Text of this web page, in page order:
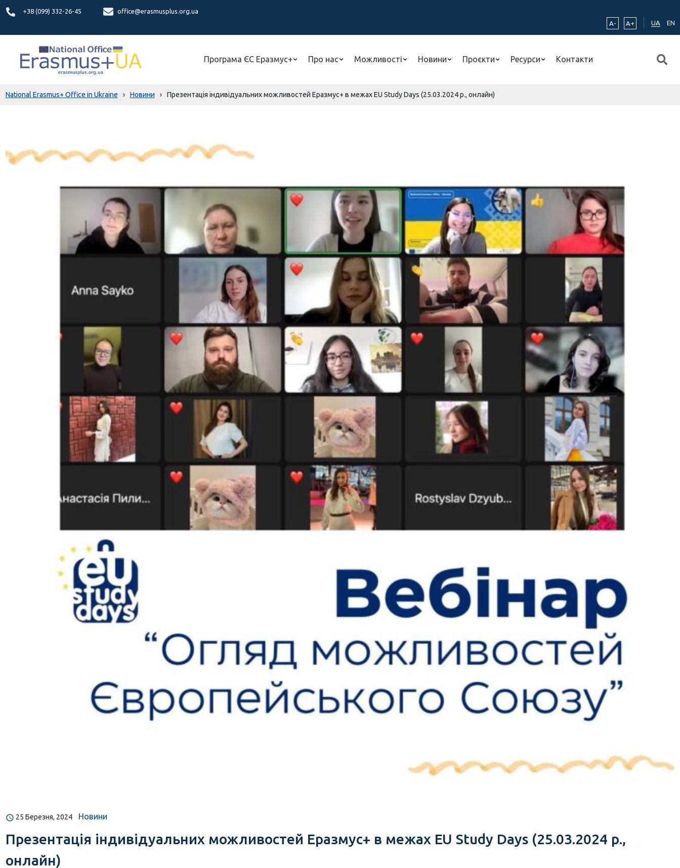
+38 (099) 332-26-45
office@erasmusplus.org.ua
A-
A+ UA EN
Програма ЄС Еразмус+ Про нас Можливості Новини Проєкти Ресурси Контакти
National Erasmus+ Office in Ukraine › Новини › Презентація індивідуальних можливостей Еразмус+ в межах EU Study Days (25.03.2024 р., онлайн)
25 Березня, 2024 Новини
Презентація індивідуальних можливостей Еразмус+ в межах EU Study Days (25.03.2024 р.,
онлайн)